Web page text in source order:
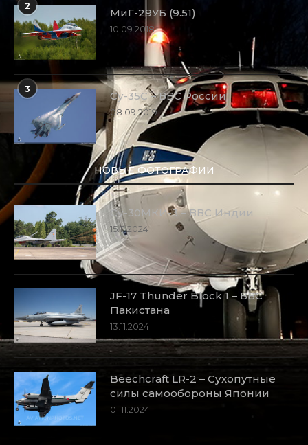
2
МиГ-29УБ (9.51)
10.09.2018
3
Су-35С – ВВС России
08.09.2019
НОВЫЕ ФОТОГРАФИИ
Су-30МКИ-3 – ВВС Индии
15.11.2024
JF-17 Thunder Block 1 – ВВС
Пакистана
13.11.2024
Beechcraft LR-2 – Сухопутные
силы самообороны Японии
01.11.2024